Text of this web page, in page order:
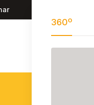
360º